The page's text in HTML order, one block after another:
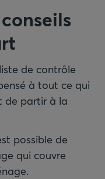
de contrôle
à tout ce qui
de partir à la
possible de
qui couvre